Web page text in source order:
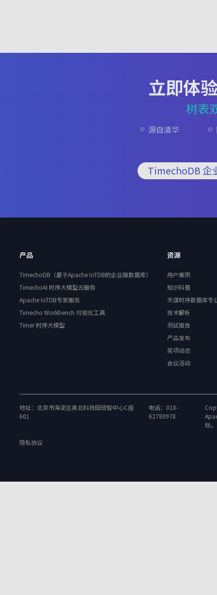
立即体
树表
源自清华
TimechoDB 企
产品
TimechoDB（基于Apache IoTDB的企业版数据库）
TimechoAI 时序大模型云服务
Apache IoTDB专家服务
Timecho Workbench 可视化工具
Timer 时序大模型
资源
用户案例
知识科普
天谋时序数据库专
技术解析
测试报告
产品发布
奖项动态
会议活动
地址：北京市海淀区奥北科技园领智中心C座
601
电话：010-
62780978
标。
隐私协议